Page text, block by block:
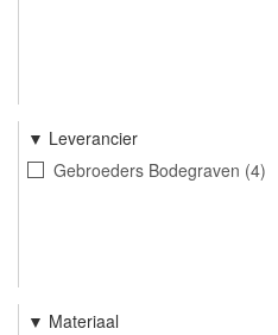
Leverancier
Gebroeders Bodegraven 4
Materiaal